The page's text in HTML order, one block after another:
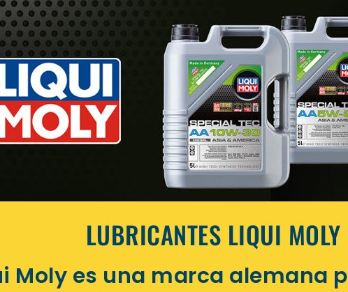
LUBRICANTES LIQUI MOLY
Moly es una marca alemana